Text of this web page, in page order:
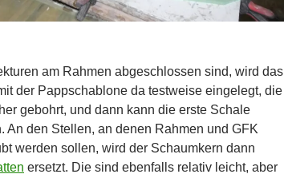
am Rahmen abgeschlossen sind, wird das
der Pappschablone da testweise eingelegt, die
gebohrt, und dann kann die erste Schale
An den Stellen, an denen Rahmen und GFK
werden sollen, wird der Schaumkern dann
ersetzt. Die sind ebenfalls relativ leicht, aber